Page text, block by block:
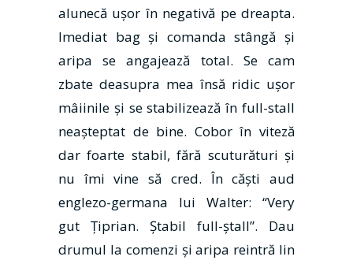
alunecă uşor în negativă pe dreapta.
Imediat bag şi comanda stângă şi
aripa se angajează total. Se cam
zbate deasupra mea însă ridic uşor
mâiinile şi se stabilizează în full-stall
neaşteptat de bine. Cobor în viteză
dar foarte stabil, fără scuturături şi
nu îmi vine să cred. În căşti aud
englezo-germana lui Walter: “Very
gut Țiprian. Ștabil full-ștall”. Dau
drumul la comenzi şi aripa reintră lin